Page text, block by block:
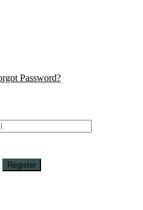
Password?
Register